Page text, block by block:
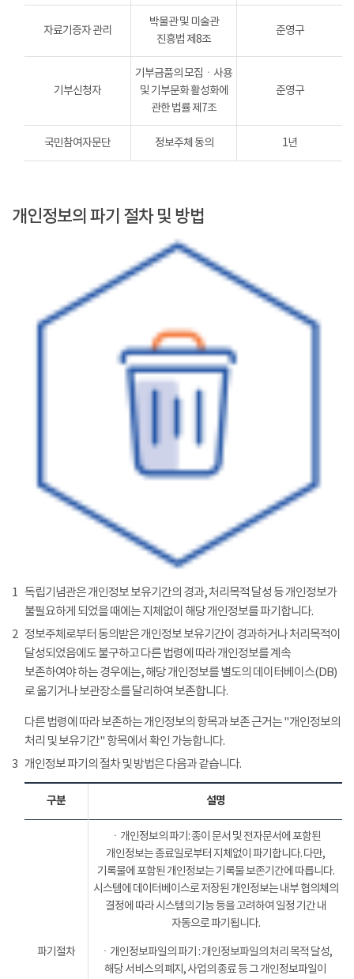
자료기증자 관리
박물관 및 미술관
진흥법 제8조
준영구
기부신청자
기부금품의 모집ㆍ사용
및 기부문화 활성화에
관한 법률 제7조
준영구
국민참여자문단 정보주체 동의 1년
개인정보의 파기 절차 및 방법
1 독립기념관은 개인정보 보유기간의 경과, 처리목적 달성 등 개인정보가
불필요하게 되었을 때에는 지체없이 해당 개인정보를 파기합니다.
2 정보주체로부터 동의받은 개인정보 보유기간이 경과하거나 처리목적이
달성되었음에도 불구하고 다른 법령에 따라 개인정보를 계속
보존하여야 하는 경우에는, 해당 개인정보를 별도의 데이터베이스(DB)
로 옮기거나 보관장소를 달리하여 보존합니다.
다른 법령에 따라 보존하는 개인정보의 항목과 보존 근거는 "개인정보의
처리 및 보유기간" 항목에서 확인 가능합니다.
3 개인정보 파기의 절차 및 방법은 다음과 같습니다.
구분 설명
파기절차
ㆍ개인정보의 파기: 종이 문서 및 전자문서에 포함된
개인정보는 종료일로부터 지체없이 파기합니다. 다만,
기록물에 포함된 개인정보는 기록물 보존기간에 따릅니다.
시스템에 데이터베이스로 저장된 개인정보는 내부 협의체의
결정에 따라 시스템의 기능 등을 고려하여 일정 기간 내
자동으로 파기됩니다.
ㆍ개인정보파일의 파기 : 개인정보파일의 처리 목적 달성,
해당 서비스의 폐지, 사업의 종료 등 그 개인정보파일이